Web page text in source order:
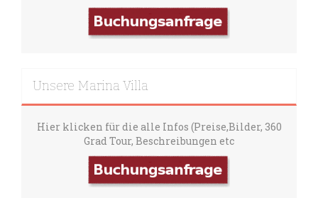
Unsere Marina Villa
Hier klicken für die alle Infos (Preise,Bilder, 360
Grad Tour, Beschreibungen etc